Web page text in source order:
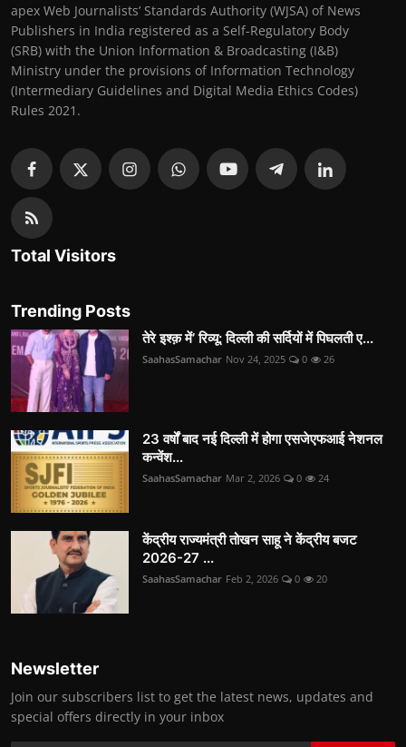
apex Web Journalists’ Standards Authority (WJSA) of News
Publishers in India registered as a Self-Regulatory Body
(SRB) with the Union Information & Broadcasting (I&B)
Ministry under the provisions of Information Technology
(Intermediary Guidelines and Digital Media Ethics Codes)
Rules 2021.
Total Visitors
Trending Posts
तेरे इश्क़ में’ रिव्यू: दिल्ली की सर्दियों में पिघलती ए...
SaahasSamachar Nov 24, 2025 0 26
23 वर्षों बाद नई दिल्ली में होगा एसजेएफआई नेशनल
कन्वेंश...
SaahasSamachar Mar 2, 2026 0 24
केंद्रीय राज्यमंत्री तोखन साहू ने केंद्रीय बजट
2026-27 ...
SaahasSamachar Feb 2, 2026 0 20
Newsletter
Join our subscribers list to get the latest news, updates and
special offers directly in your inbox